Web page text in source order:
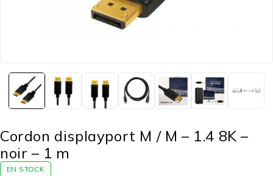
Cordon displayport M / M – 1.4 8K –
noir – 1 m
EN STOCK